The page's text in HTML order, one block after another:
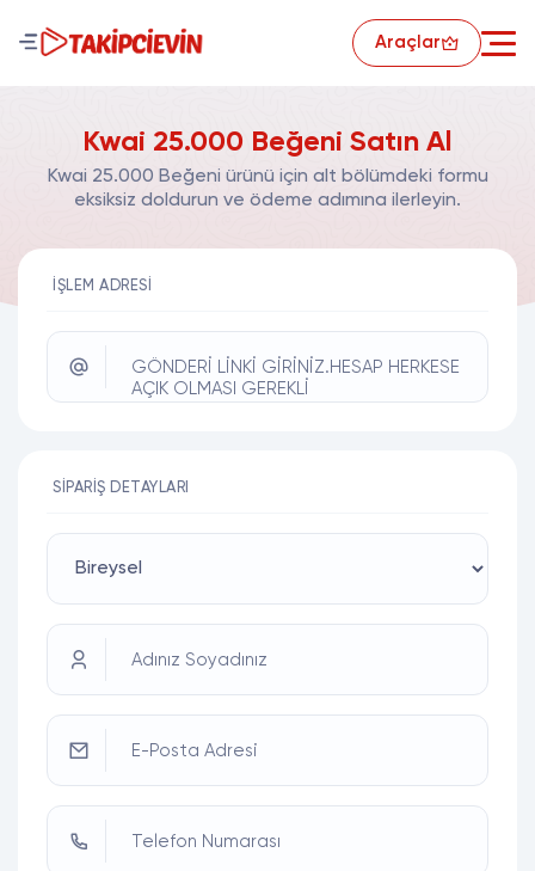
Araçlar
Kwai 25.000 Beğeni Satın Al
Kwai 25.000 Beğeni ürünü için alt bölümdeki formu
eksiksiz doldurun ve ödeme adımına ilerleyin.
İŞLEM ADRESI
GÖNDERİ LİNKİ GİRİNİZ.HESAP HERKESE
AÇIK OLMASI GEREKLİ
SIPARIŞ DETAYLARI
Adınız Soyadınız
E-Posta Adresi
Telefon Numarası